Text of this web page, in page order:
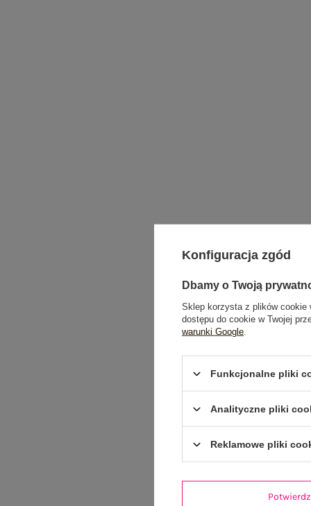
Konfiguracja zgód
Dbamy o Twoją
Sklep korzysta z plików cookie
dostępu do cookie w Twojej
warunki Google
Funkcjonalne pliki
Analityczne pliki
Reklamowe pliki